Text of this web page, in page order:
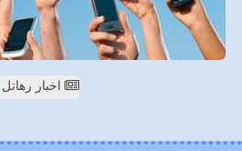
اخبار رهاتل